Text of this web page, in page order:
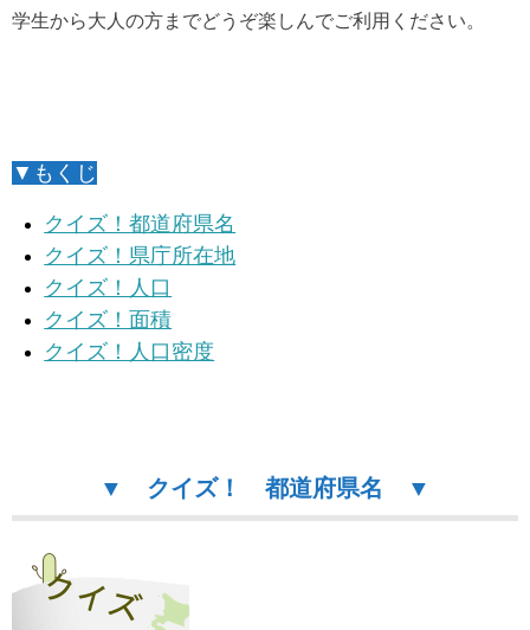
学生から大人の方までどうぞ楽しんでご利用ください。
▼もくじ
クイズ！都道府県名
クイズ！県庁所在地
クイズ！人口
クイズ！面積
クイズ！人口密度
▼ クイズ！ 都道府県名 ▼